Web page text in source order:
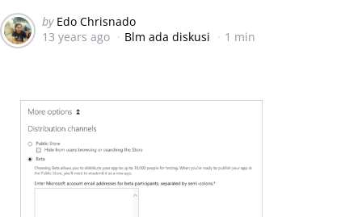
Posted
by
by Edo Chrisnado
13 years ago
Blm ada diskusi 1 min